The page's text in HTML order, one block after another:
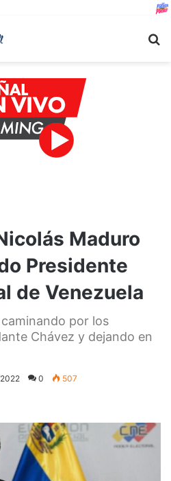
Maduro
Presidente
de Venezuela
por los
Chávez y dejando en
0 507